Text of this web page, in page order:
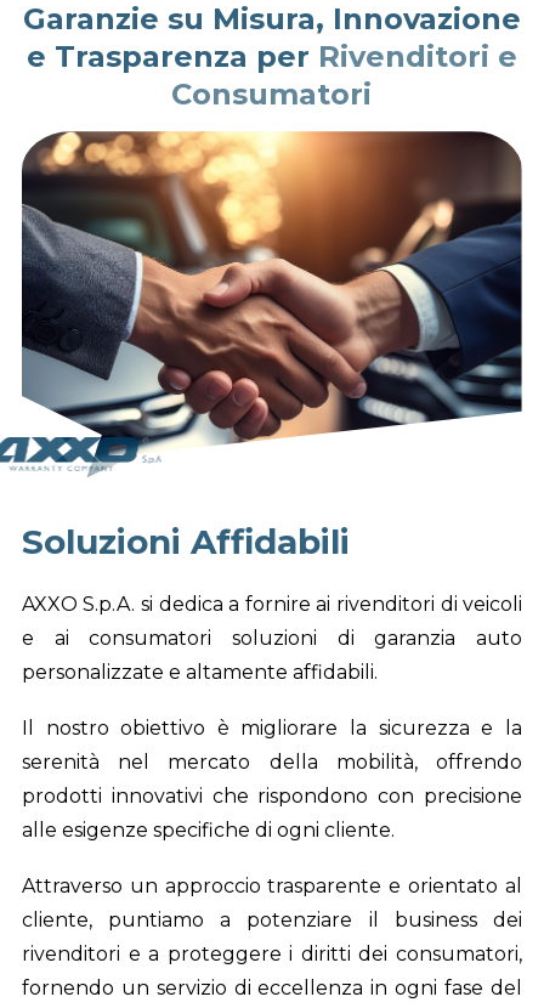
Garanzie su Misura, Innovazione
e Trasparenza per Rivenditori e
Consumatori
Soluzioni Affidabili
AXXO S.p.A. si dedica a fornire ai rivenditori di veicoli
e ai consumatori soluzioni di garanzia auto
personalizzate e altamente affidabili.
Il nostro obiettivo è migliorare la sicurezza e la
serenità nel mercato della mobilità, offrendo
prodotti innovativi che rispondono con precisione
alle esigenze specifiche di ogni cliente.
Attraverso un approccio trasparente e orientato al
cliente, puntiamo a potenziare il business dei
rivenditori e a proteggere i diritti dei consumatori,
fornendo un servizio di eccellenza in ogni fase del